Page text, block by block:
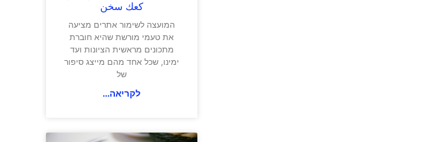
كعك سخن
המועצה לשימור אתרים מציעה
את טעמי מורשת שהיא חוברת
מתכונים מראשית הציונות ועד
ימינו, שכל אחד מהם מייצג סיפור
של
לקריאה...